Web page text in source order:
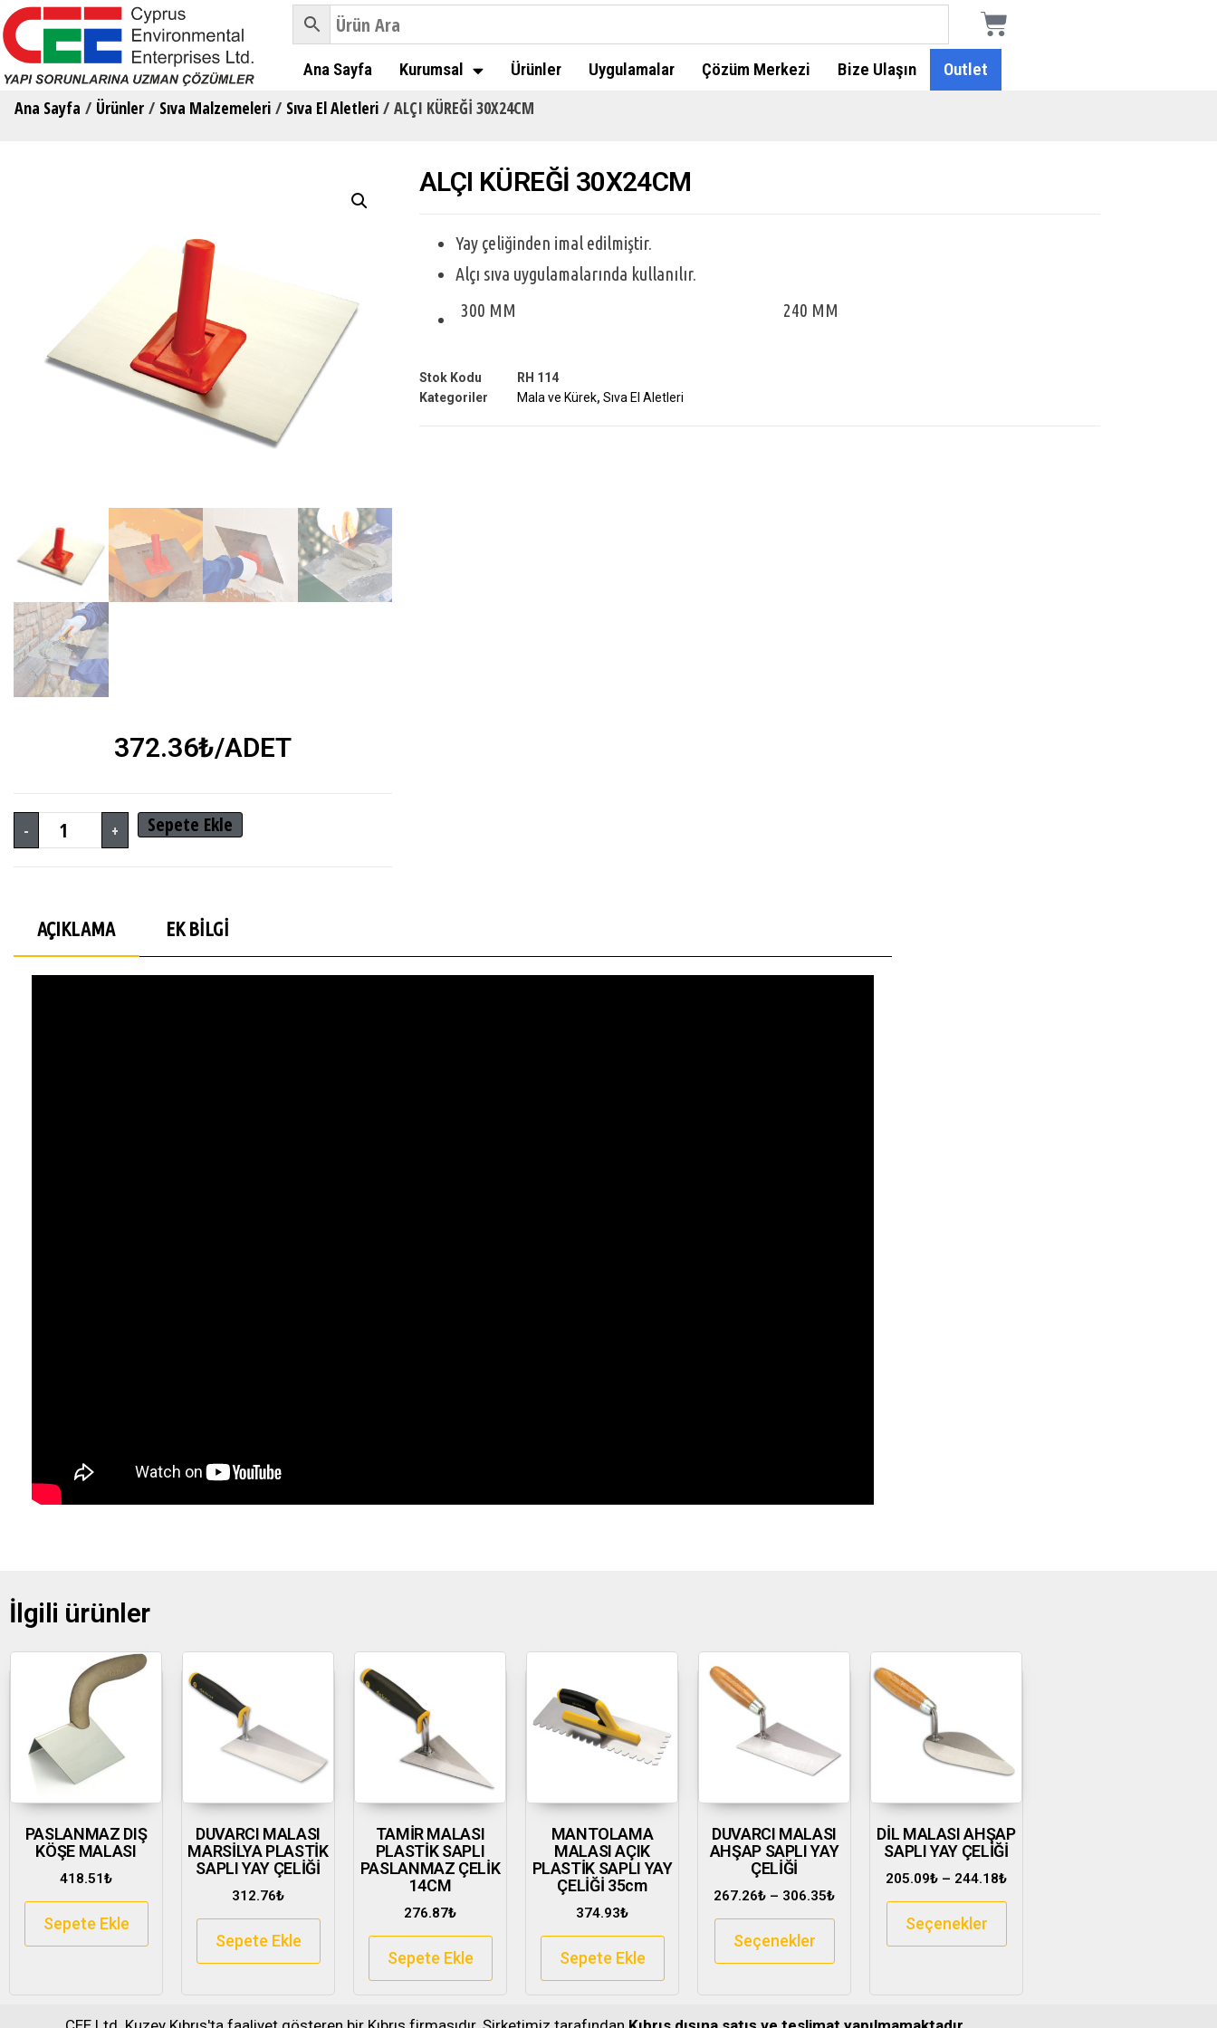
Ana Sayfa Kurumsal Ürünler Uygulamalar Çözüm Merkezi Bize Ulaşın Outlet
Ana Sayfa / Ürünler / Sıva Malzemeleri / Sıva El Aletleri / ALÇI KÜREĞİ 30X24CM
372.36₺/ADET
- + Sepete Ekle
ALÇI KÜREĞİ 30X24CM
Yay çeliğinden imal edilmiştir.
Alçı sıva uygulamalarında kullanılır.
300 MM
240 MM
Stok Kodu
RH 114
Kategoriler
Mala ve Kürek, Sıva El Aletleri
AÇIKLAMA EK BILGI
İlgili ürünler
PASLANMAZ DIŞ
KÖŞE MALASI
418.51₺
Sepete Ekle
DUVARCI MALASI
MARSİLYA PLASTİK
SAPLI YAY ÇELİĞİ
312.76₺
Sepete Ekle
TAMİR MALASI
PLASTİK SAPLI
PASLANMAZ ÇELİK
14CM
276.87₺
Sepete Ekle
MANTOLAMA
MALASI AÇIK
PLASTİK SAPLI YAY
ÇELİĞİ 35cm
374.93₺
Sepete Ekle
DUVARCI MALASI
AHŞAP SAPLI YAY
ÇELİĞİ
267.26₺ – 306.35₺
Seçenekler
DİL MALASI AHŞAP
SAPLI YAY ÇELİĞİ
205.09₺ – 244.18₺
Seçenekler